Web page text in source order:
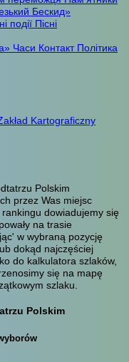
Бескид»
події Пісні
Часи Контакт Політика
Polskim
przez Was miejsc
dowiadujemy się
na trasie
w wybraną pozycję
dokąd najczęściej
do kalkulatora szlaków,
się na mapę
szlaku.
Polskim